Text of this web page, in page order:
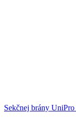
Sekčnej brány UniPro